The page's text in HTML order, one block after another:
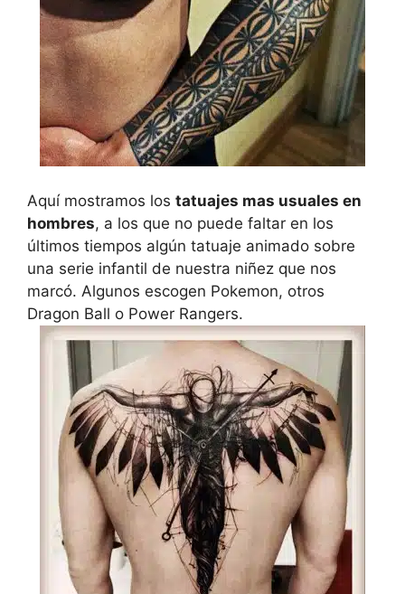
Aquí mostramos los tatuajes mas usuales en
hombres, a los que no puede faltar en los
últimos tiempos algún tatuaje animado sobre
una serie infantil de nuestra niñez que nos
marcó. Algunos escogen Pokemon, otros
Dragon Ball o Power Rangers.